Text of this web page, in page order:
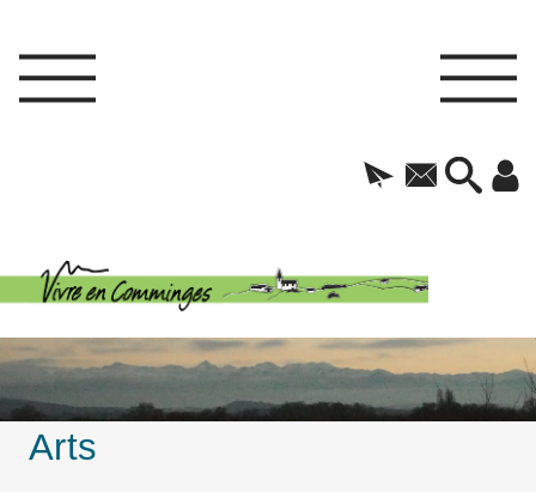
Arts